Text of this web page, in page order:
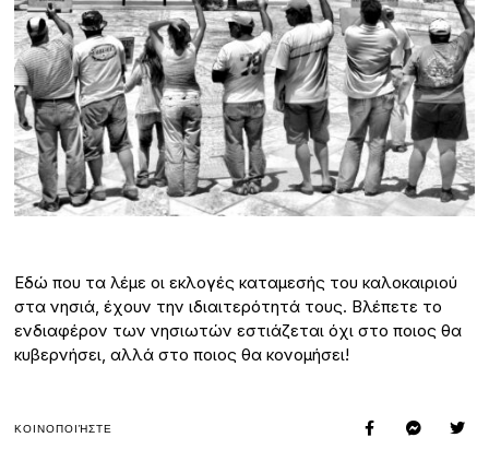
Εδώ που τα λέμε οι εκλογές καταμεσής του καλοκαιριού
στα νησιά, έχουν την ιδιαιτερότητά τους. Βλέπετε το
ενδιαφέρον των νησιωτών εστιάζεται όχι στο ποιος θα
κυβερνήσει, αλλά στο ποιος θα κονομήσει!
ΚΟΙΝΟΠΟΙΉΣΤΕ